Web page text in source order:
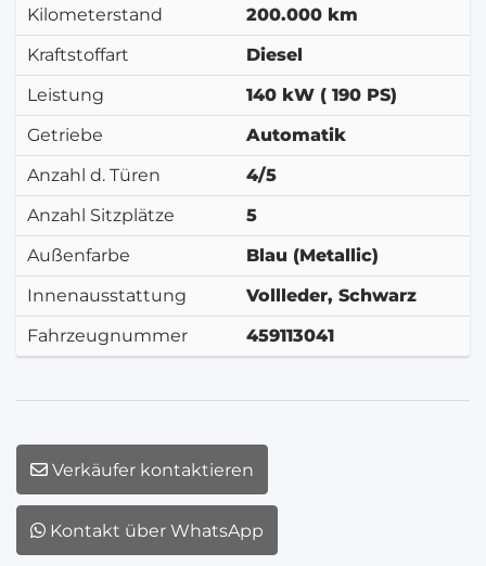
Kilometerstand
200.000 km
Kraftstoffart
Diesel
Leistung
140 kW ( 190 PS)
Getriebe
Automatik
Anzahl d. Türen
4/5
Anzahl Sitzplätze
5
Außenfarbe
Blau (Metallic)
Innenausstattung
Vollleder, Schwarz
Fahrzeugnummer
459113041
Verkäufer kontaktieren
Kontakt über WhatsApp